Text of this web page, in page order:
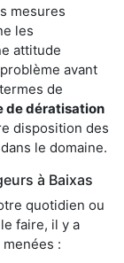
mesures
les
attitude
avant
de
de dératisation
disposition des
le domaine.
à Baixas
quotidien ou
faire, il y a
: